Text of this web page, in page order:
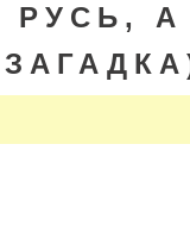
А